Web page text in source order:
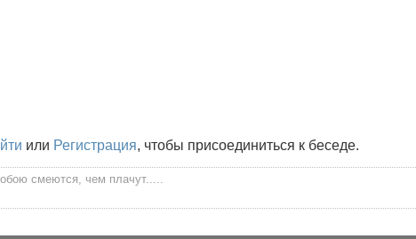
или Регистрация, чтобы присоединиться к беседе.
смеются, чем плачут.....